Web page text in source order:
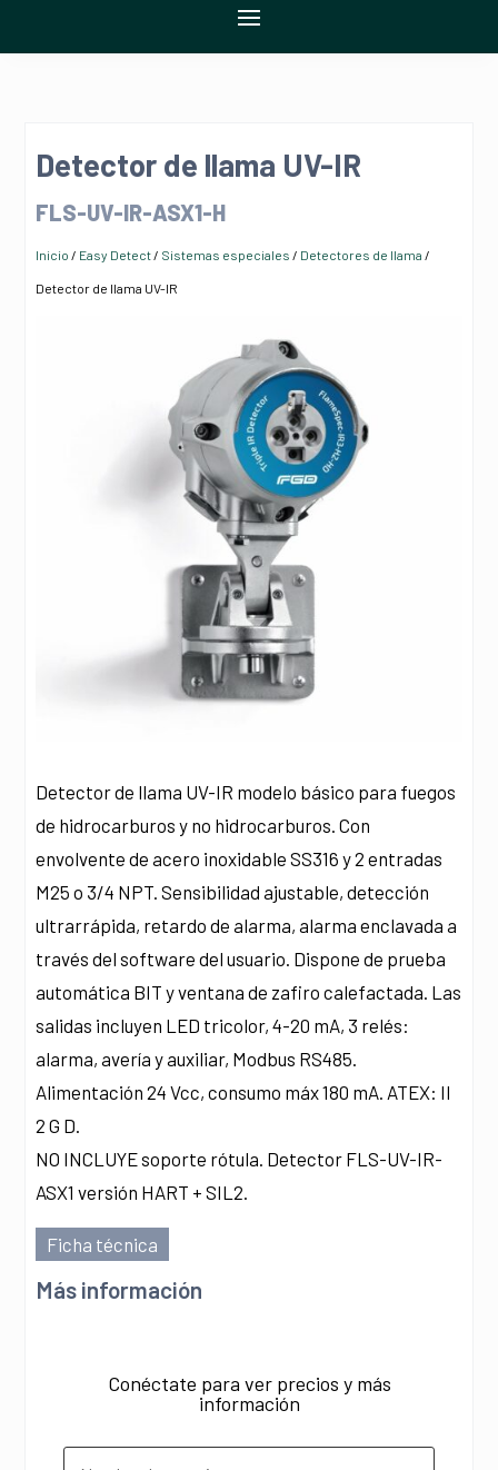
Detector de llama UV-IR
FLS-UV-IR-ASX1-H
Inicio / Easy Detect/ Sistemas especiales / Detectores de llama /
Detector de llama UV-IR
Detector de llama UV-IR modelo básico para fuegos
de hidrocarburos y no hidrocarburos. Con
envolvente de acero inoxidable SS316 y 2 entradas
M25 o 3/4 NPT. Sensibilidad ajustable, detección
ultrarrápida, retardo de alarma, alarma enclavada a
través del software del usuario. Dispone de prueba
automática BIT y ventana de zafiro calefactada. Las
salidas incluyen LED tricolor, 4-20 mA, 3 relés:
alarma, avería y auxiliar, Modbus RS485.
Alimentación 24 Vcc, consumo máx 180 mA. ATEX: II
2 G D.
NO INCLUYE soporte rótula. Detector FLS-UV-IR-
ASX1 versión HART + SIL2.
Ficha técnica
Más información
Conéctate para ver precios y más
información